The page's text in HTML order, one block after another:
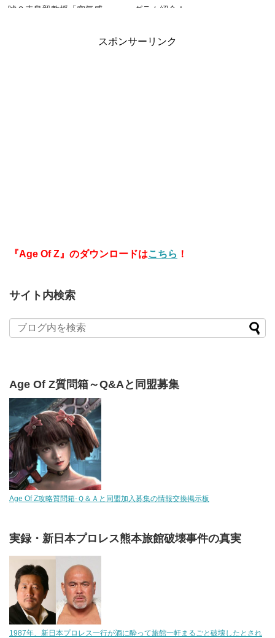
嘘？寺島毅教授「空気感
グラム紹介！
スポンサーリンク
『Age Of Z』のダウンロードはこちら ！
サイト内検索
Age Of Z質問箱～Q&Aと同盟募集
Age Of Z攻略質問箱-Ｑ＆Ａと同盟加入募集の情報交換掲示板
実録・新日本プロレス熊本旅館破壊事件の真実
1987年、新日本プロレス一行が酒に酔って旅館一軒まるごと破壊したとされ